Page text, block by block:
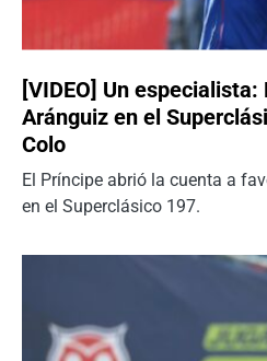
[VIDEO] Un
Aránguiz en el
Colo
El Príncipe abrió la cuenta a
en el Superclásico 197.